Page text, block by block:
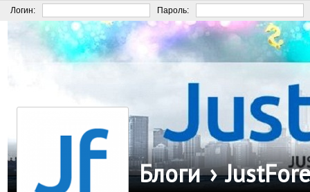
Логин: Пароль:
Блоги ›